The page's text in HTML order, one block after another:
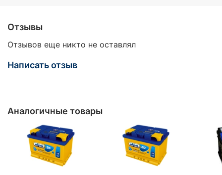
Отзывы
Отзывов еще никто не оставлял
Написать отзыв
Аналогичные товары